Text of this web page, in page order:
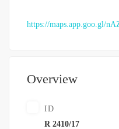
https://maps.app.goo.gl/
Overview
ID
R 2410/17